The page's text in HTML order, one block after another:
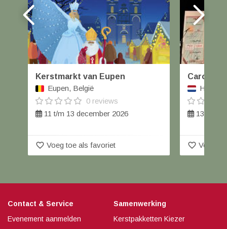
Kerstmarkt van Eupen
Eupen, België
0 reviews
11 t/m 13 december 2026
favorite_border Voeg toe als favoriet
Carolus
13
favorite_border Voeg
Contact & Service
Evenement aanmelden
Samenwerking
Kerstpakketten Kiezer